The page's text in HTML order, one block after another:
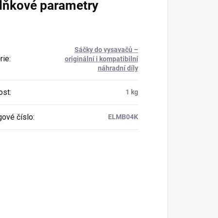
parametry
:
Sáčky do vysavačů –
originální i kompatibilní
náhradní díly
: 1 kg
číslo: ELMB04K